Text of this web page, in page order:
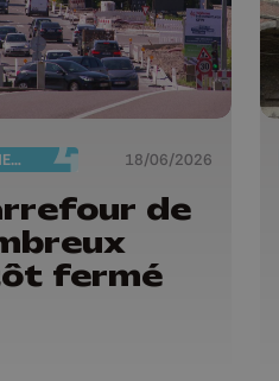
AMÉNAGEMENT DU TERRITOIRE 18/06/2026
de
fermé